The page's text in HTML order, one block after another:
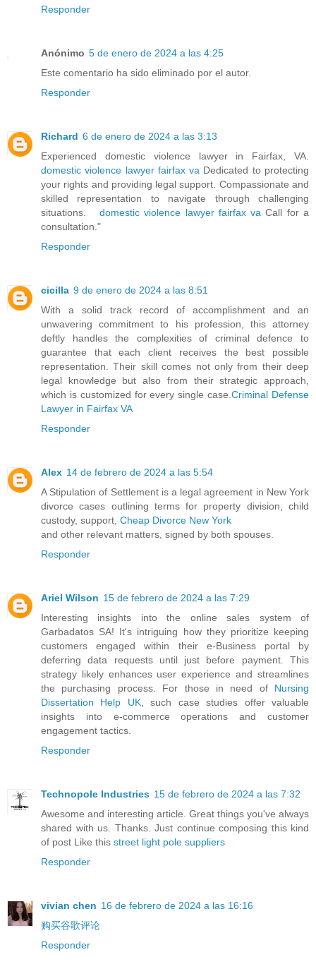
Responder
Anónimo 5 de enero de 2024 a las 4:25
Este comentario ha sido eliminado por el autor.
Responder
Richard 6 de enero de 2024 a las 3:13
Experienced domestic violence lawyer in Fairfax, VA.
domestic violence lawyer fairfax va Dedicated to protecting
your rights and providing legal support. Compassionate and
skilled representation to navigate through challenging
situations. domestic violence lawyer fairfax va Call for a
consultation."
Responder
cicilla 9 de enero de 2024 a las 8:51
With a solid track record of accomplishment and an
unwavering commitment to his profession, this attorney
deftly handles the complexities of criminal defence to
guarantee that each client receives the best possible
representation. Their skill comes not only from their deep
legal knowledge but also from their strategic approach,
which is customized for every single case.Criminal Defense
Lawyer in Fairfax VA
Responder
Alex 14 de febrero de 2024 a las 5:54
A Stipulation of Settlement is a legal agreement in New York
divorce cases outlining terms for property division, child
custody, support, Cheap Divorce New York
and other relevant matters, signed by both spouses.
Responder
Ariel Wilson 15 de febrero de 2024 a las 7:29
Interesting insights into the online sales system of
Garbadatos SA! It's intriguing how they prioritize keeping
customers engaged within their e-Business portal by
deferring data requests until just before payment. This
strategy likely enhances user experience and streamlines
the purchasing process. For those in need of Nursing
Dissertation Help UK, such case studies offer valuable
insights into e-commerce operations and customer
engagement tactics.
Responder
Technopole Industries 15 de febrero de 2024 a las 7:32
Awesome and interesting article. Great things you've always
shared with us. Thanks. Just continue composing this kind
of post Like this street light pole suppliers
Responder
vivian chen 16 de febrero de 2024 a las 16:16
购买谷歌评论
Responder